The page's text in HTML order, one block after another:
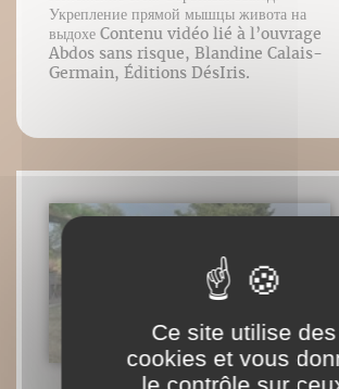
Укрепление прямой мышцы живота на
выдохе Contenu vidéo lié à l’ouvrage
Abdos sans risque, Blandine Calais-
Germain, Éditions DésIris.
Ce site utilise des
cookies et vous